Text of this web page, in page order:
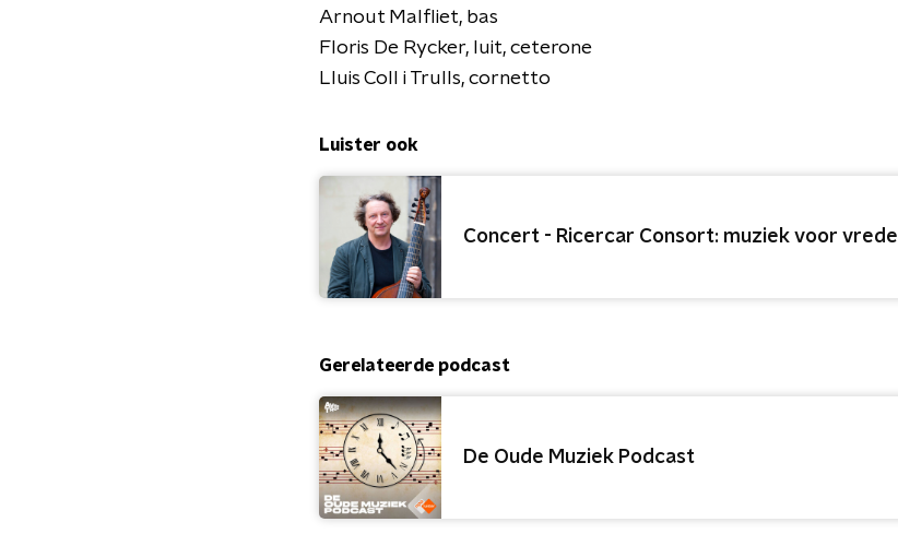
Arnout Malfliet, bas
Floris De Rycker, luit, ceterone
Lluis Coll i Trulls, cornetto
Luister ook
Concert - Ricercar Consort: muziek voor vrede
Gerelateerde podcast
De Oude Muziek Podcast